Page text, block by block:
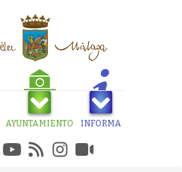
AYUNTAMIENTO INFORMA